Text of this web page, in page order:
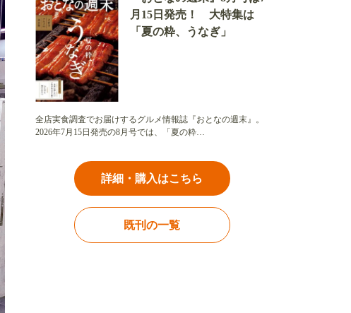
月15日発売！ 大特集は
「夏の粋、うなぎ」
全店実食調査でお届けするグルメ情報誌『おとなの週末』。
2026年7月15日発売の8月号では、「夏の粋…
詳細・購入はこちら
既刊の一覧